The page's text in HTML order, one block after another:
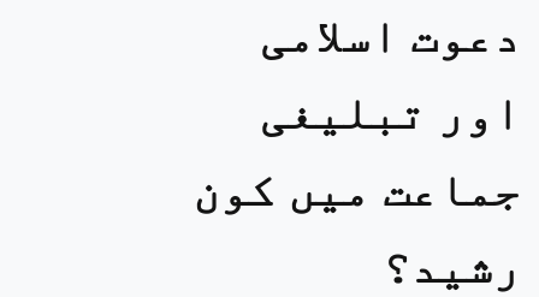
دعوت اسلامی
اور تبلیغی
جماعت میں کون
رشید؟